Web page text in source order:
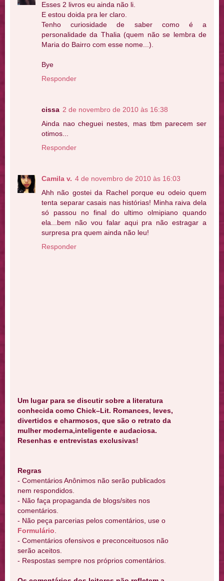
Esses 2 livros eu ainda não li.
E estou doida pra ler claro.
Tenho curiosidade de saber como é a
personalidade da Thalia (quem não se lembra de
Maria do Bairro com esse nome...).
Bye
Responder
cissa 2 de novembro de 2010 às 16:38
Ainda nao cheguei nestes, mas tbm parecem ser
otimos...
Responder
Camila v. 4 de novembro de 2010 às 16:03
Ahh não gostei da Rachel porque eu odeio quem
tenta separar casais nas histórias! Minha raiva dela
só passou no final do ultimo olmipiano quando
ela...bem não vou falar aqui pra não estragar a
surpresa pra quem ainda não leu!
Responder
Um lugar para se discutir sobre a literatura
conhecida como Chick–Lit. Romances, leves,
divertidos e charmosos, que são o retrato da
mulher moderna,inteligente e audaciosa.
Resenhas e entrevistas exclusivas!
Regras
- Comentários Anônimos não serão publicados
nem respondidos.
- Não faça propaganda de blogs/sites nos
comentários.
- Não peça parcerias pelos comentários, use o
Formulário
- Comentários ofensivos e preconceituosos não
serão aceitos.
- Respostas sempre nos próprios comentários.